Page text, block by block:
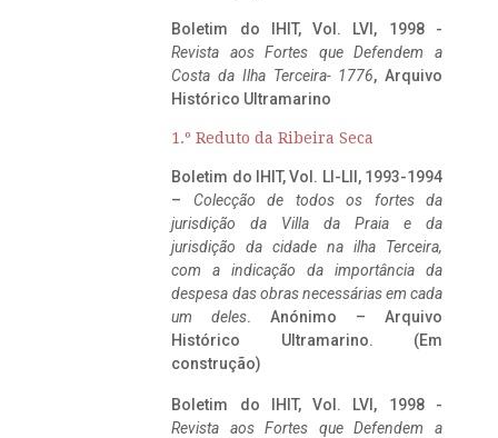
Boletim do IHIT, Vol. LVI, 1998 -
Revista aos Fortes que Defendem a
Costa da Ilha Terceira- 1776, Arquivo
Histórico Ultramarino
1.º Reduto da Ribeira Seca
Boletim do IHIT, Vol. LI-LII, 1993-1994
– Colecção de todos os fortes da
jurisdição da Villa da Praia e da
jurisdição da cidade na ilha Terceira,
com a indicação da importância da
despesa das obras necessárias em cada
um deles. Anónimo – Arquivo
Histórico Ultramarino. (Em
construção)
Boletim do IHIT, Vol. LVI, 1998 -
Revista aos Fortes que Defendem a